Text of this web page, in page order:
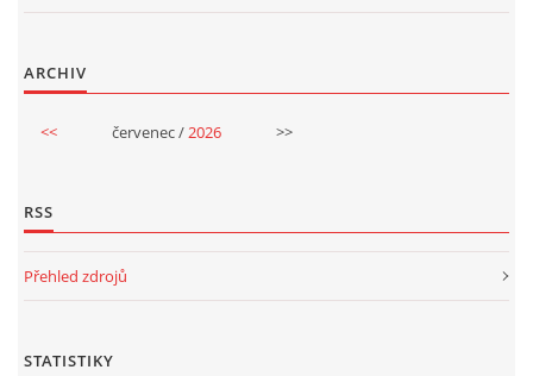
ARCHIV
<< červenec /2026 >>
RSS
Přehled zdrojů
STATISTIKY